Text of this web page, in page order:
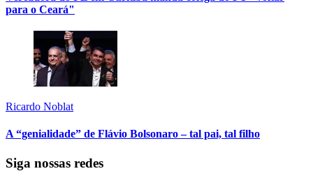
para o Ceará"
Ricardo Noblat
A “genialidade” de Flávio Bolsonaro – tal pai, tal filho
Siga nossas redes